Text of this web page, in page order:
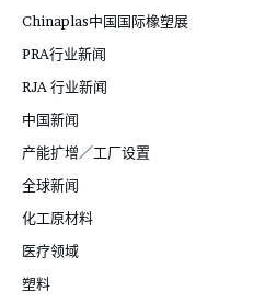
Chinaplas中国国际橡塑展
PRA行业新闻
RJA 行业新闻
中国新闻
产能扩增／工厂设置
全球新闻
化工原材料
医疗领域
塑料